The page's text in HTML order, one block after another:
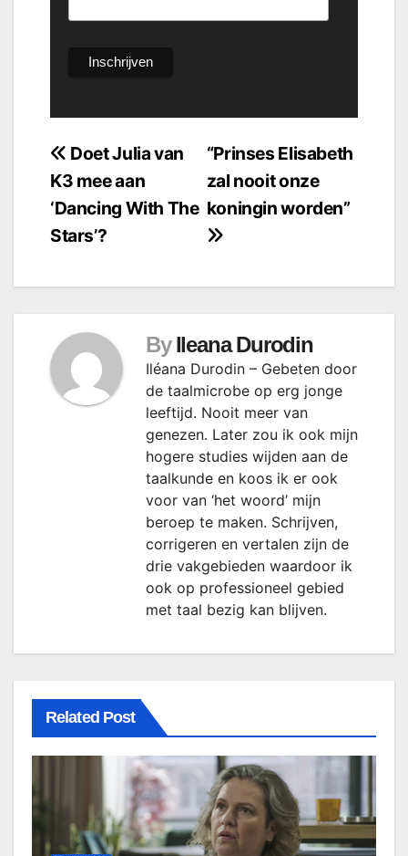
Bericht
navigatie
“Prinses Elisabeth
zal nooit onze
koningin worden”
Doet Julia van
K3 mee aan
‘Dancing With The
Stars’?
By Ileana Durodin
Iléana Durodin – Gebeten door
de taalmicrobe op erg jonge
leeftijd. Nooit meer van
genezen. Later zou ik ook mijn
hogere studies wijden aan de
taalkunde en koos ik er ook
voor van ‘het woord’ mijn
beroep te maken. Schrijven,
corrigeren en vertalen zijn de
drie vakgebieden waardoor ik
ook op professioneel gebied
met taal bezig kan blijven.
Related Post